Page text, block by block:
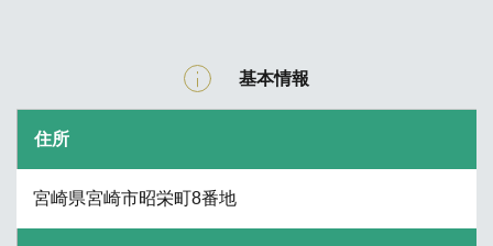
基本情報
住所
宮崎県宮崎市昭栄町8番地